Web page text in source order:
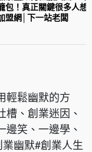
包！真正關鍵很多人想
盟網│下一站老闆
輕鬆幽默的方
、創業迷因、
笑、一邊學、
幽默#創業人生